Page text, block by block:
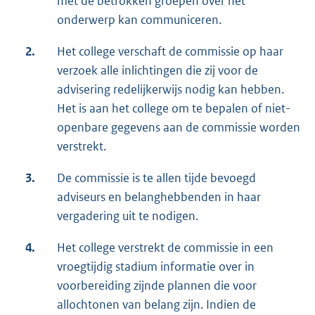
onderwerp kan communiceren.
2.
Het college verschaft de commissie op haar
verzoek alle inlichtingen die zij voor de
advisering redelijkerwijs nodig kan hebben.
Het is aan het college om te bepalen of niet-
openbare gegevens aan de commissie worden
verstrekt.
3.
De commissie is te allen tijde bevoegd
adviseurs en belanghebbenden in haar
vergadering uit te nodigen.
4.
Het college verstrekt de commissie in een
vroegtijdig stadium informatie over in
voorbereiding zijnde plannen die voor
allochtonen van belang zijn. Indien de